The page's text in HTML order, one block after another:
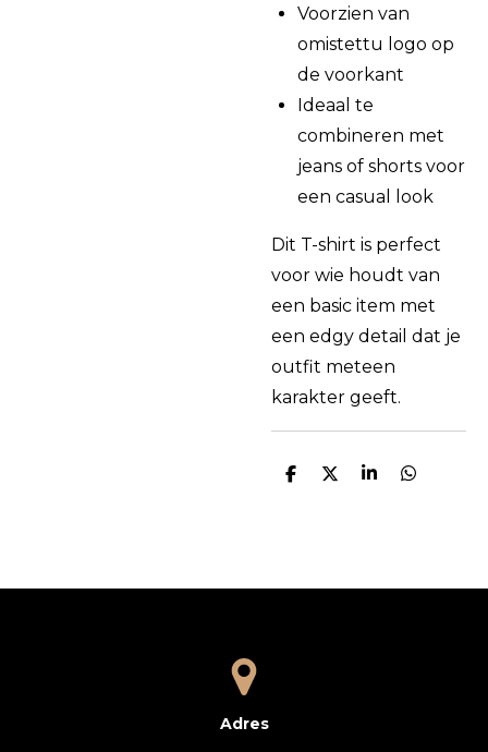
Voorzien van
omistettu logo op
de voorkant
Ideaal te
combineren met
jeans of shorts voor
een casual look
Dit T-shirt is perfect
voor wie houdt van
een basic item met
een edgy detail dat je
outfit meteen
karakter geeft.
D
D
S
D
Adres